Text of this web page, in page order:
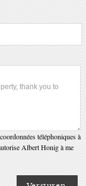
téléphoniques à
Albert Honig à me